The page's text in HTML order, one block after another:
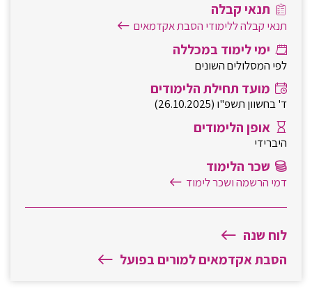
תנאי קבלה
תנאי קבלה ללימודי הסבת אקדמאים
ימי לימוד במכללה
לפי המסלולים השונים
מועד תחילת הלימודים
ד' בחשוון תשפ"ו (26.10.2025)
אופן הלימודים
היברידי
שכר הלימוד
דמי הרשמה ושכר לימוד
לוח שנה
הסבת אקדמאים למורים בפועל